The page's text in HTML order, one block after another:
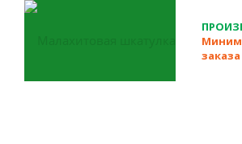
заказа